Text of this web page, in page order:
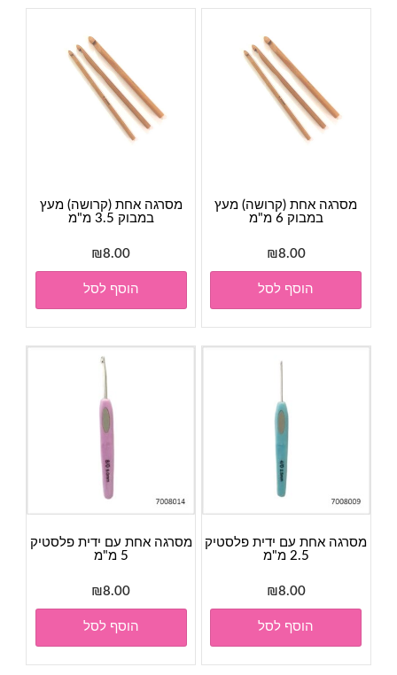
מסרגה אחת (קרושה) מעץ
במבוק 6 מ"מ
₪8.00
הוסף לסל
מסרגה אחת (קרושה) מעץ
במבוק 3.5 מ"מ
₪8.00
הוסף לסל
מסרגה אחת עם ידית פלסטיק
2.5 מ"מ
₪8.00
הוסף לסל
מסרגה אחת עם ידית פלסטיק
5 מ"מ
₪8.00
הוסף לסל